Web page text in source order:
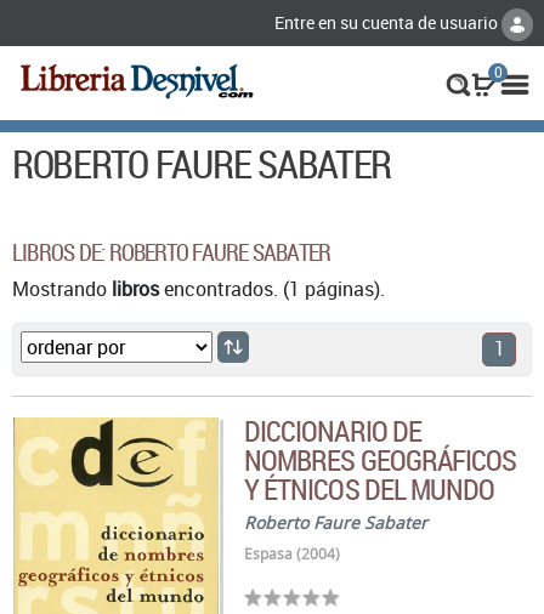
Entre en su cuenta de usuario
0
ROBERTO FAURE SABATER
LIBROS DE: ROBERTO FAURE SABATER
Mostrando librosencontrados. (1 páginas).
1
DICCIONARIO DE
NOMBRES GEOGRÁFICOS
Y ÉTNICOS DEL MUNDO
Roberto Faure Sabater
Espasa (2004)